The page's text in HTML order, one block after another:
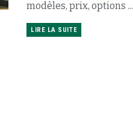
modèles, prix, options ...
LIRE LA SUITE